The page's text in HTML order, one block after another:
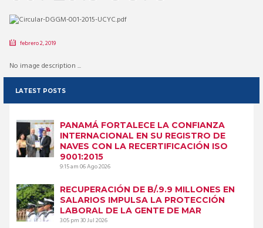
febrero 2, 2019
No image description ...
LATEST POSTS
PANAMÁ FORTALECE LA CONFIANZA
INTERNACIONAL EN SU REGISTRO DE
NAVES CON LA RECERTIFICACIÓN ISO
9001:2015
9:15 am06 Ago 2026
RECUPERACIÓN DE B/.9.9 MILLONES EN
SALARIOS IMPULSA LA PROTECCIÓN
LABORAL DE LA GENTE DE MAR
3:05 pm30 Jul 2026